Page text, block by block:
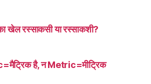
खेल रस्साकसी या रस्साकशी?
है, न Metric=मीट्रिक